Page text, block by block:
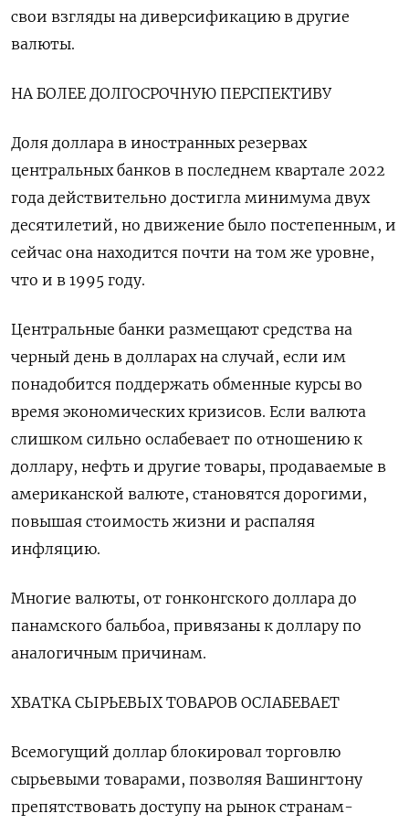
свои взгляды на диверсификацию в другие
валюты.
НА БОЛЕЕ ДОЛГОСРОЧНУЮ ПЕРСПЕКТИВУ
Доля доллара в иностранных резервах
центральных банков в последнем квартале 2022
года действительно достигла минимума двух
десятилетий, но движение было постепенным, и
сейчас она находится почти на том же уровне,
что и в 1995 году.
Центральные банки размещают средства на
черный день в долларах на случай, если им
понадобится поддержать обменные курсы во
время экономических кризисов. Если валюта
слишком сильно ослабевает по отношению к
доллару, нефть и другие товары, продаваемые в
американской валюте, становятся дорогими,
повышая стоимость жизни и распаляя
инфляцию.
Многие валюты, от гонконгского доллара до
панамского бальбоа, привязаны к доллару по
аналогичным причинам.
ХВАТКА СЫРЬЕВЫХ ТОВАРОВ ОСЛАБЕВАЕТ
Всемогущий доллар блокировал торговлю
сырьевыми товарами, позволяя Вашингтону
препятствовать доступу на рынок странам-